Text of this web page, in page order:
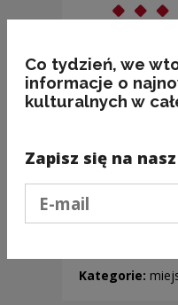
Nazwy
Kategorie:
Co tydzień, we
informacje o
kulturalnych w
Zapisz się na